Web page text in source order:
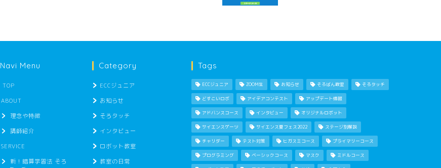
Navi Menu
TOP
ABOUT
理念や特徴
講師紹介
SERVICE
新！暗算学習法 そろ
Category
ECCジュニア
お知らせ
そろタッチ
インタビュー
ロボット教室
教室の日常
Tags
ECCジュニア ZOOM生 お知らせ そろばん教室 そろタッチ
どすこいロボ アイデアコンテスト アップデート情報
アドバンスコース インタビュー オリジナルロボット
サイエンスゲーツ サイエンス夏フェス2022 ステージ別解説
チャリダー テスト対策 ヒガスミコース プライマリーコース
プログラミング ベーシックコース マスク ミドルコース